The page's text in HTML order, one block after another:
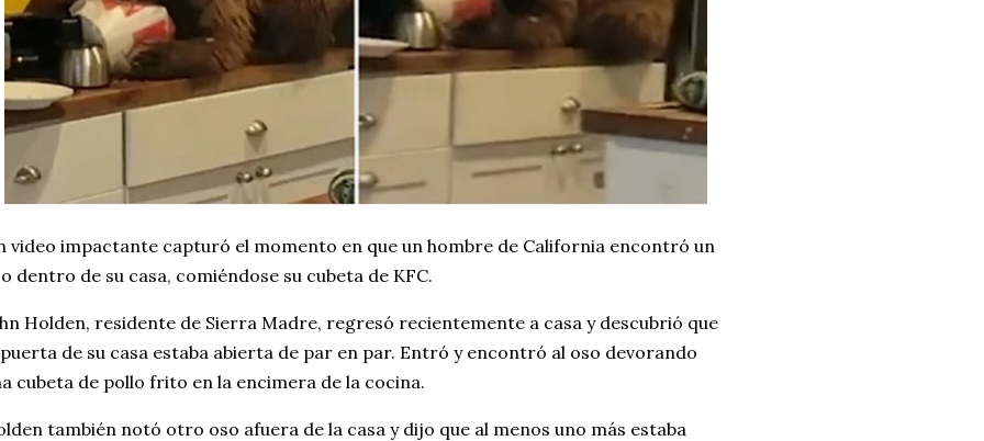
video impactante capturó el momento en que un hombre de California encontró un
dentro de su casa, comiéndose su cubeta de KFC.
Holden, residente de Sierra Madre, regresó recientemente a casa y descubrió que
de su casa estaba abierta de par en par. Entró y encontró al oso devorando
cubeta de pollo frito en la encimera de la cocina.
también notó otro oso afuera de la casa y dijo que al menos uno más estaba